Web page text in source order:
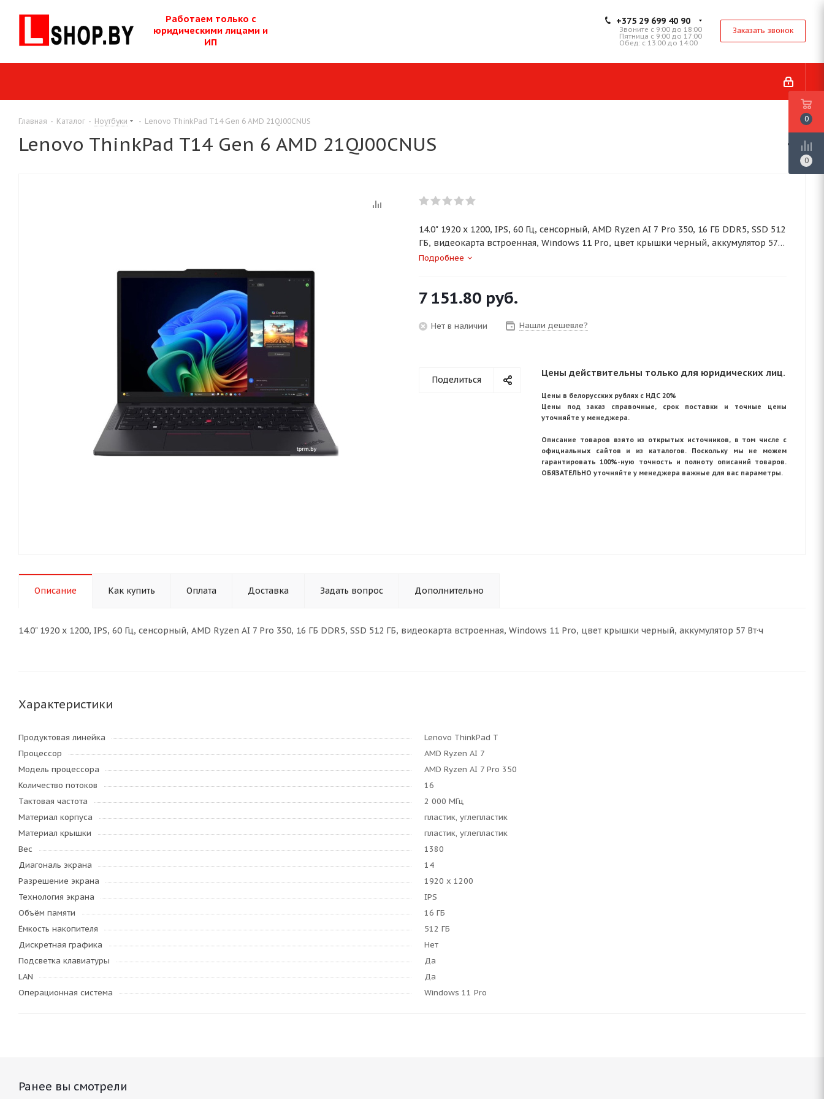
Работаем только с
юридическими лицами и
ИП
+375 29 699 40 90
Звоните с 9:00 до 18:00
Пятница с 9:00 до 17:00
Обед: с 13:00 до 14:00
Заказать звонок
Главная - Каталог - Ноутбуки - Lenovo ThinkPad T14 Gen 6 AMD 21QJ00CNUS
Lenovo ThinkPad T14 Gen 6 AMD 21QJ00CNUS
14.0" 1920 x 1200, IPS, 60 Гц, сенсорный, AMD Ryzen AI 7 Pro 350, 16 ГБ DDR5, SSD 512
ГБ, видеокарта встроенная, Windows 11 Pro, цвет крышки черный, аккумулятор 57
Вт·ч
Подробнее
7 151.80 руб.
Нет в наличии Нашли дешевле?
Поделиться
Цены действительны только для юридических лиц.
Цены в белорусских рублях с НДС 20%
Цены под заказ справочные, срок поставки и точные цены
уточняйте у менеджера.
Описание товаров взято из открытых источников, в том числе с
официальных сайтов и из каталогов. Поскольку мы не можем
гарантировать 100%-ную точность и полноту описаний товаров.
ОБЯЗАТЕЛЬНО уточняйте у менеджера важные для вас параметры.
Описание Как купить Оплата Доставка Задать вопрос Дополнительно
14.0" 1920 x 1200, IPS, 60 Гц, сенсорный, AMD Ryzen AI 7 Pro 350, 16 ГБ DDR5, SSD 512 ГБ, видеокарта встроенная, Windows 11 Pro, цвет крышки черный, аккумулятор 57 Вт·ч
Характеристики
Продуктовая линейка
Lenovo ThinkPad T
Процессор
AMD Ryzen AI 7
Модель процессора
AMD Ryzen AI 7 Pro 350
Количество потоков
16
Тактовая частота
2 000 МГц
Материал корпуса
пластик, углепластик
Материал крышки
пластик, углепластик
Вес
1380
Диагональ экрана
14
Разрешение экрана
1920 x 1200
Технология экрана
IPS
Объём памяти
16 ГБ
Ёмкость накопителя
512 ГБ
Дискретная графика
Нет
Подсветка клавиатуры
Да
LAN
Да
Операционная система
Windows 11 Pro
Ранее вы смотрели
0
0